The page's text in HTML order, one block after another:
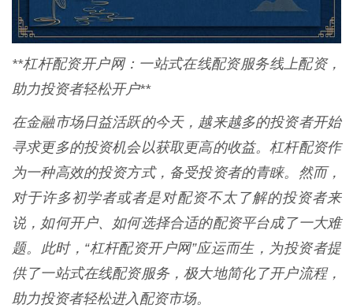
**杠杆配资开户网：一站式在线配资服务线上配资，
助力投资者轻松开户**
在金融市场日益活跃的今天，越来越多的投资者开始
寻求更多的投资机会以获取更高的收益。杠杆配资作
为一种高效的投资方式，备受投资者的青睐。然而，
对于许多初学者或者是对配资不太了解的投资者来
说，如何开户、如何选择合适的配资平台成了一大难
题。此时，“杠杆配资开户网”应运而生，为投资者提
供了一站式在线配资服务，极大地简化了开户流程，
助力投资者轻松进入配资市场。